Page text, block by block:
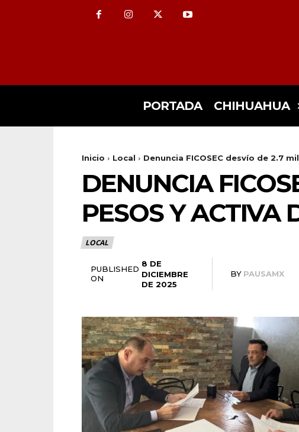
PORTADA CHIHUAHUA
Inicio Local Denuncia FICOSEC desvío de 2.7
DENUNCIA
PESOS Y ACTIVA
LOCAL
PUBLISHED
ON
8 DE
DICIEMBRE
DE 2025
BY PAUSAMX